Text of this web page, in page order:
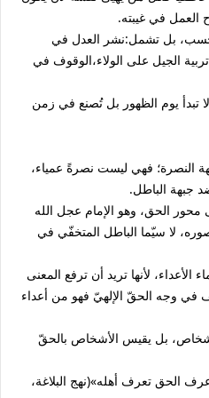
العمل في غيبته.
بل تشمل:نشر العدل في
الجيل على الولاء،الوقوف في
يوم الظهور بل تُصنع في زمن
النصرة؛ فهي ليست نصرةً عمياء،
جبهة الباطل.
محور الحق، وهو الإمام عجل الله
لا سيّما الباطل المتخفّي في
الأعداء، لأنها تريد أن ترفع المعنى
في وجه الحقّ الإلهيّ فهو من أعداء
بل يقيس الأشخاص بالحقّ
الحق تعرف أهله»(نهج البلاغة،